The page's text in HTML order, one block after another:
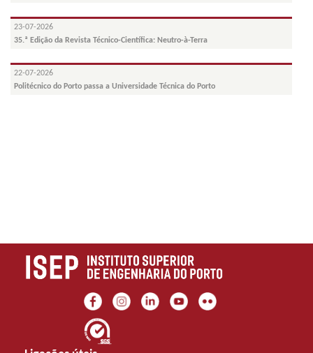
23-07-2026
35.ª Edição da Revista Técnico-Científica: Neutro-à-Terra
22-07-2026
Politécnico do Porto passa a Universidade Técnica do Porto